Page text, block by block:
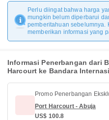
Perlu diingat bahwa harga
mungkin belum diperbarui
pemberitahuan sebelumnya.
memberikan informasi yang
Informasi Penerbangan dari
Harcourt ke Bandara
Promo Penerbangan
Port Harcourt - Abuja
US$ 100.8